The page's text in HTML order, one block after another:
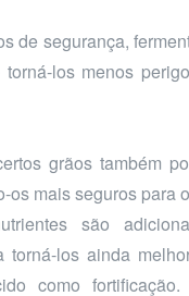
de segurança,
los menos
grãos também
os mais seguros para
são
torná-los ainda
como